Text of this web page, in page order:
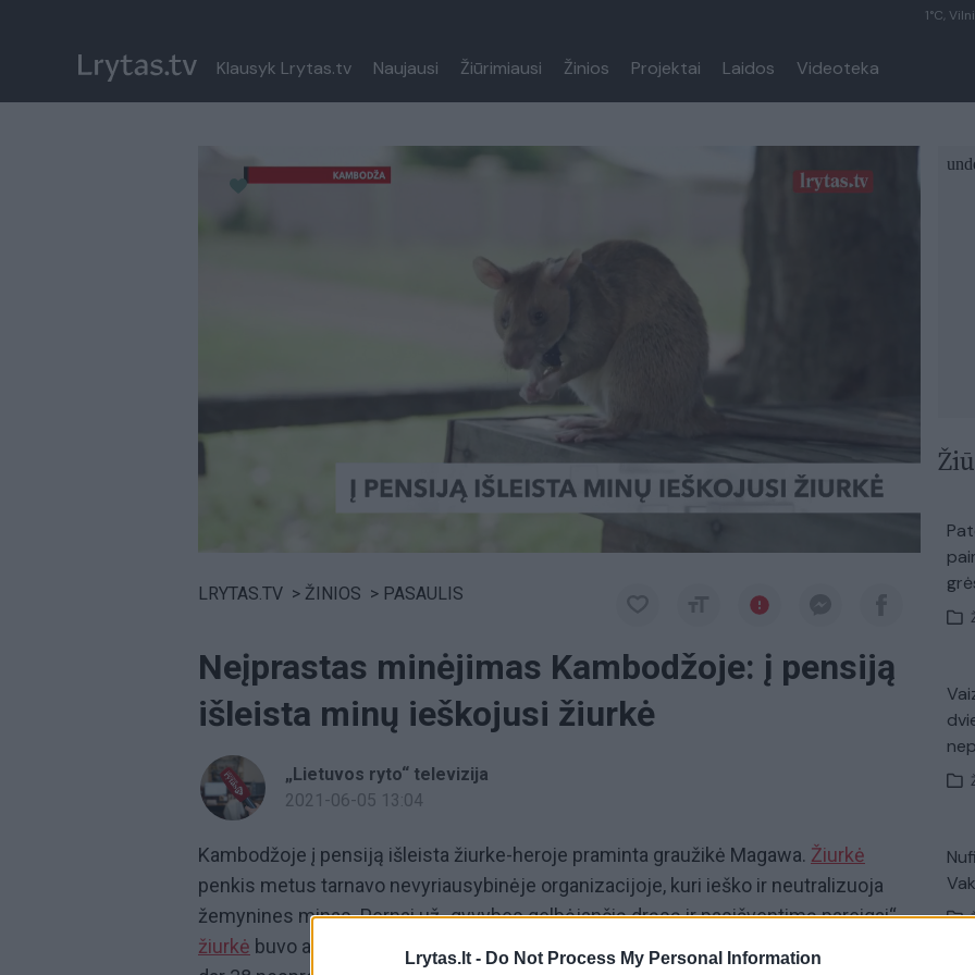
Lrytas.lt - Do Not Process My Personal Information
1°C,
Klausyk Lrytas.tv Naujausi Žiūrimiausi Žinios Projektai Laidos Videoteka
Paremkite Ukrainą
LRYTAS.TV > ŽINIOS > PASAULIS
Neįprastas minėjimas Kambodžoje: į pensiją
išleista minų ieškojusi žiurkė
„Lietuvos ryto“ televizija
2021-06-05 13:04
Kambodžoje į pensiją išleista žiurke-heroje praminta graužikė Magawa. Žiurkė
penkis metus tarnavo nevyriausybinėje organizacijoje, kuri ieško ir neutralizuoja
žemynines minas. Pernai už „gyvybes gelbėjančią drąsą ir pasišventimą pareigai“
žiurkė buvo apdovanota aukso medaliu. Per savo karjerą ji iš viso surado 71 miną ir